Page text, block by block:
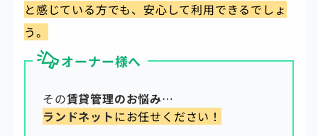
と感じている方でも、安心して利用できるでしょ
う。
オーナー様へ
その賃貸管理のお悩み…
ランドネット にお任せください！